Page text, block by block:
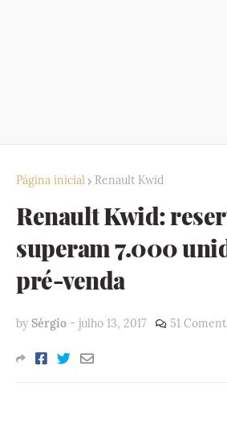
Página inicial Renault Kwid
Renault Kwid:
superam 7.000
pré-venda
by Sérgio - julho 13, 2017 51